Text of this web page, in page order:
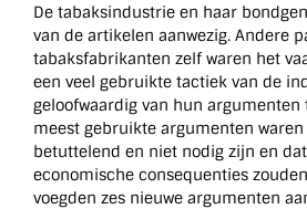
De tabaksindustrie en haar
van de artikelen aanwezig. Andere
tabaksfabrikanten zelf waren het
een veel gebruikte tactiek van de
geloofwaardig van hun argumenten
meest gebruikte argumenten
betuttelend en niet nodig zijn en
economische consequenties
voegden zes nieuwe argumenten